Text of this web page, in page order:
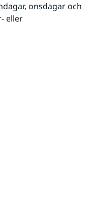
onsdagar och
eller